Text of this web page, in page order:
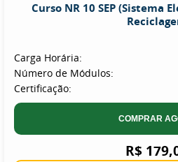
Curso NR 10 SEP (Sistema
Carga Horária:
Número de Módulos:
Certificação:
COMPRAR
R$